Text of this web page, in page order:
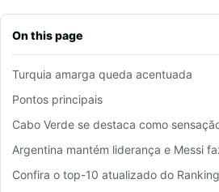
On this page
Turquia amarga queda acentuada
Pontos principais
Cabo Verde se destaca como
Argentina mantém liderança e Messi
Confira o top-10 atualizado do